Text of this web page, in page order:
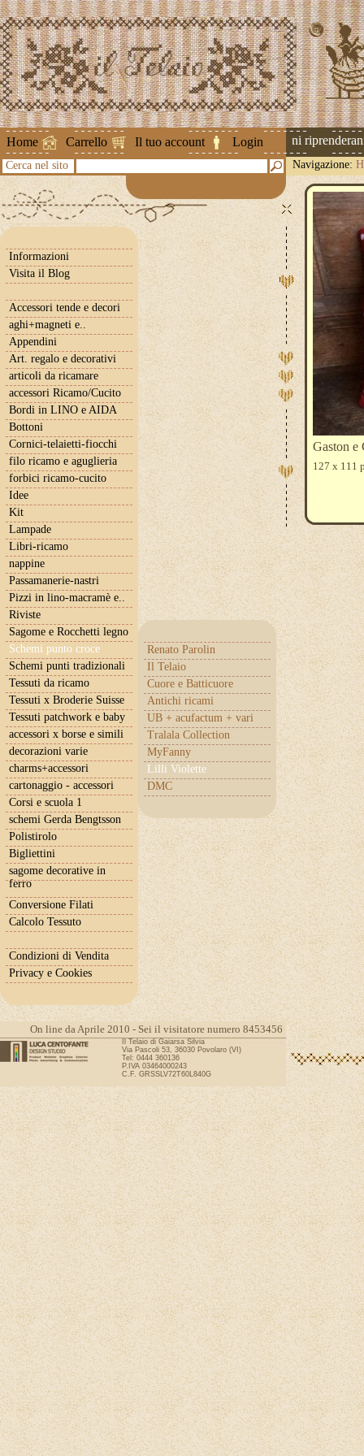
Home Carrello Il tuo account Login
Attenzione ! Le spedizioni
Cerca nel sito Navigazione:
Informazioni
Visita il Blog
Accessori tende e decori
aghi+magneti e..
Appendini
Art. regalo e decorativi
articoli da ricamare
accessori Ricamo/Cucito
Bordi in LINO e AIDA
Bottoni
Cornici-telaietti-fiocchi
filo ricamo e aguglieria
forbici ricamo-cucito
Idee
Kit
Lampade
Libri-ricamo
nappine
Passamanerie-nastri
Pizzi in lino-macramè e..
Riviste
Sagome e Rocchetti legno
Schemi punto croce
Renato Parolin
Il Telaio
Cuore e Batticuore
Antichi ricami
UB + acufactum + vari
Tralala Collection
MyFanny
Lilli Violette
DMC
Schemi punti tradizionali
Tessuti da ricamo
Tessuti x Broderie Suisse
Tessuti patchwork e baby
accessori x borse e simili
decorazioni varie
charms+accessori
cartonaggio - accessori
Corsi e scuola 1
schemi Gerda Bengtsson
Polistirolo
Bigliettini
sagome decorative in
ferro
Conversione Filati
Calcolo Tessuto
Condizioni di Vendita
Privacy e Cookies
Gaston e
127 x 111
On line da Aprile 2010 - Sei il visitatore numero 8453456
Il Telaio di Gaiarsa Silvia
Via Pascoli 53, 36030 Povolaro (VI)
Tel: 0444 360136
P.IVA 03464000243
C.F. GRSSLV72T60L840G